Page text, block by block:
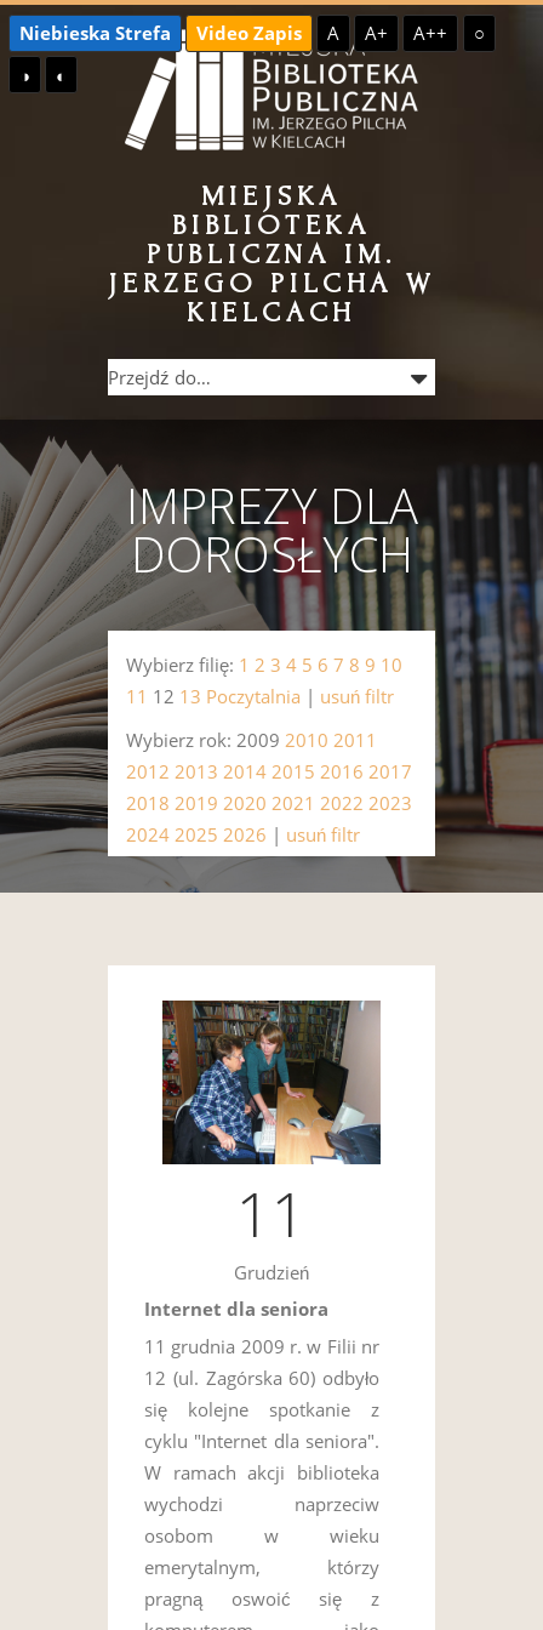
Przejdź
do
treści
Przejdź
do
menu
Niebieska Strefa Video Zapis A A+ A++
○
◑
◐
MIEJSKA
BIBLIOTEKA
PUBLICZNA IM.
JERZEGO PILCHA W
KIELCACH
IMPREZY DLA
DOROSŁYCH
Wybierz filię: 1 2 3 4 5 6 7 8 9 10
11 12 13 Poczytalnia | usuń filtr
Wybierz rok: 2009 2010 2011
2012 2013 2014 2015 2016 2017
2018 2019 2020 2021 2022 2023
2024 2025 2026 | usuń filtr
11
Grudzień
Internet dla seniora
11 grudnia 2009 r. w Filii nr
12 (ul. Zagórska 60) odbyło
się kolejne spotkanie z
cyklu "Internet dla seniora".
W ramach akcji biblioteka
wychodzi naprzeciw
osobom w wieku
emerytalnym, którzy
pragną oswoić się z